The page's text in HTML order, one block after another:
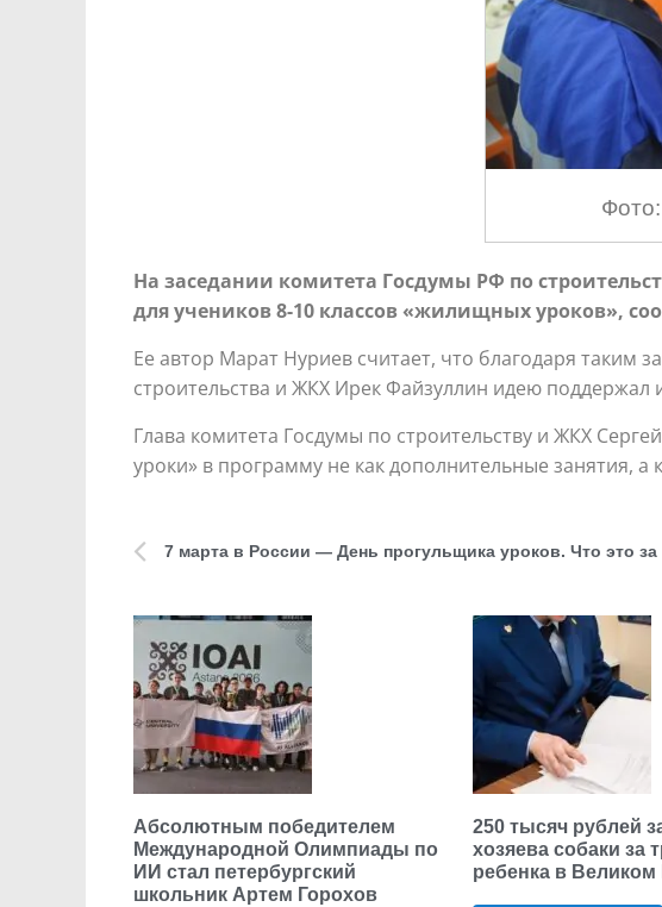
На заседании комитета Госдумы РФ по
для учеников 8-10 классов «жилищных уроков»,
Ее автор Марат Нуриев считает, что благодаря таким
строительства и ЖКХ Ирек Файзуллин идею поддержал
Глава комитета Госдумы по строительству и ЖКХ
уроки» в программу не как дополнительные занятия,
7 марта в России — День прогульщика уроков. Что это за
Абсолютным победителем
Международной Олимпиады по
ИИ стал петербургский
школьник Артем Горохов
250 тысяч рублей
хозяева собаки за
ребенка в